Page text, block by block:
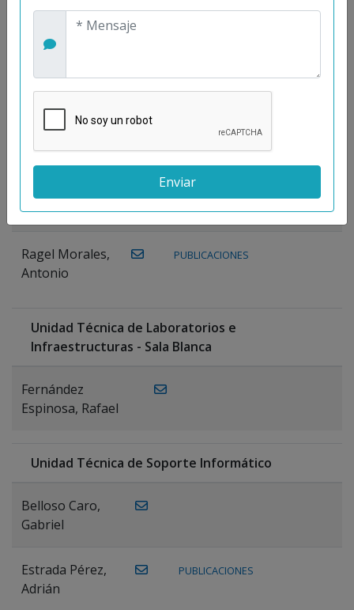
Prieto, Antonio
Mora
Gutiérrez, José
PUBLICACIONES
Moreno
Rocío
Ragel Morales,
Antonio
PUBLICACIONES
Unidad Técnica de Laboratorios e
Infraestructuras - Sala Blanca
Fernández
Espinosa, Rafael
Unidad Técnica de Soporte Informático
Belloso Caro,
Gabriel
Estrada Pérez,
Adrián
PUBLICACIONES